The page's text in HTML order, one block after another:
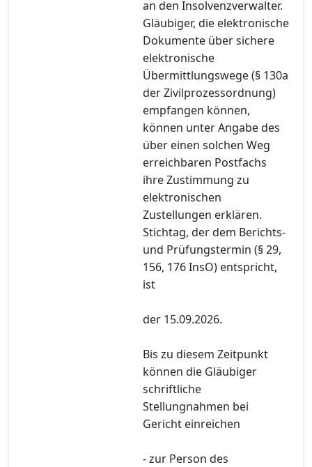
an den Insolvenzverwalter.
Gläubiger, die elektronische
Dokumente über sichere
elektronische
Übermittlungswege (§ 130a
der Zivilprozessordnung)
empfangen können,
können unter Angabe des
über einen solchen Weg
erreichbaren Postfachs
ihre Zustimmung zu
elektronischen
Zustellungen erklären.
Stichtag, der dem Berichts-
und Prüfungstermin (§ 29,
156, 176 InsO) entspricht,
ist
der 15.09.2026.
Bis zu diesem Zeitpunkt
können die Gläubiger
schriftliche
Stellungnahmen bei
Gericht einreichen
- zur Person des